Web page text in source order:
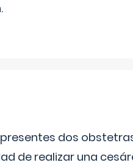
dos
de realizar una